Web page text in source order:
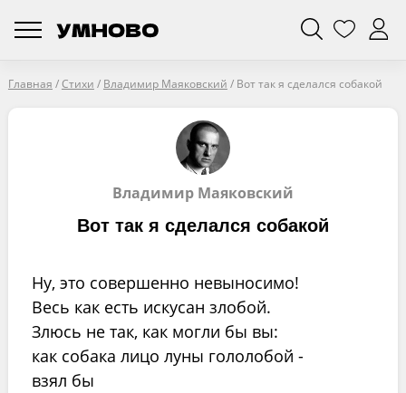
Главная /Стихи / Владимир Маяковский / Вот так я сделался собакой
Владимир Маяковский
Вот так я сделался собакой
Ну, это совершенно невыносимо!
Весь как есть искусан злобой.
Злюсь не так, как могли бы вы:
как собака лицо луны гололобой -
взял бы